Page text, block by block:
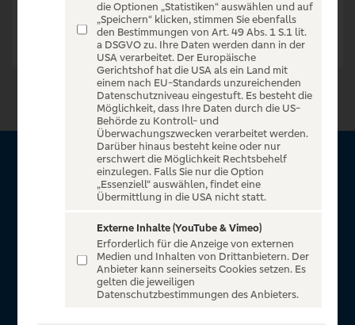
Über VR Entertain
für alle Kunden der Volksbanken Raiffeisenbanken. Auf
unserem einzigartigen Portal finden Sie Tickets für
atemberaubende Konzerte, Musicals und Shows, die
Fußball-Bundesliga sowie die Champions League und die
die Optionen „Statistiken“ auswählen und auf
„Speichern“ klicken, stimmen Sie ebenfalls
den Bestimmungen von Art. 49 Abs. 1 S.1 lit.
a DSGVO zu. Ihre Daten werden dann in der
USA verarbeitet. Der Europäische
Gerichtshof hat die USA als ein Land mit
einem nach EU-Standards unzureichenden
Datenschutzniveau eingestuft. Es besteht die
Möglichkeit, dass Ihre Daten durch die US-
Behörde zu Kontroll- und
Überwachungszwecken verarbeitet werden.
Darüber hinaus besteht keine oder nur
erschwert die Möglichkeit Rechtsbehelf
einzulegen. Falls Sie nur die Option
„Essenziell“ auswählen, findet eine
Übermittlung in die USA nicht statt.
Externe Inhalte (YouTube & Vimeo)
Erforderlich für die Anzeige von externen
Medien und Inhalten von Drittanbietern. Der
Anbieter kann seinerseits Cookies setzen. Es
gelten die jeweiligen
Datenschutzbestimmungen des Anbieters.